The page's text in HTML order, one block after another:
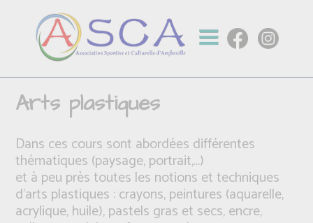
Arts plastiques
Dans ces cours sont abordées différentes
thématiques (paysage, portrait,...)
et à peu près toutes les notions et techniques
d’arts plastiques : crayons, peintures (aquarelle,
acrylique, huile), pastels gras et secs, encre,